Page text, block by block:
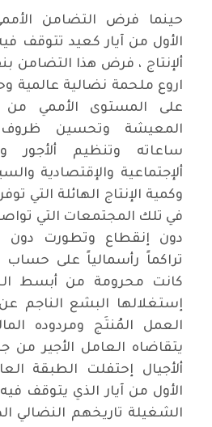
حينما فرض التضامن
الأول من آيار كعيد تتوقف
ألإنتاج ، فرض هذا
اروع ملحمة نضالية عالمية
على المستوى الأممي
المعيشة وتحسين
ساعاته وتنظيم ألأجور
ألإجتماعية والإقتصادية
وكمية الإنتاج الهائلة التي
في تلك المجتمعات التي
دون إنقطاع وتطورت
تراكماً رأسمالياً على حساب
كانت محرومة من أبسط
إستغلالها البشع الناجم
العمل المُنتَج ومردوده
يتقاضاه العامل الأجير
ألأجيال إحتفلت الطبقة
الأول من آيار الذي يتوقف
الشغيلة تاريخهم النضالي